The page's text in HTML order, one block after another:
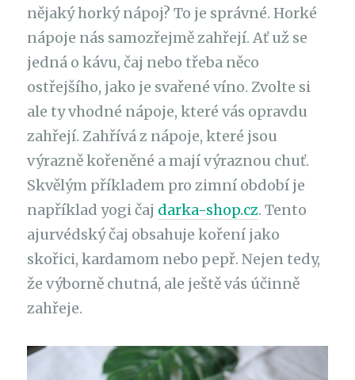
nějaký horký nápoj? To je správné. Horké
nápoje nás samozřejmě zahřejí. Ať už se
jedná o kávu, čaj nebo třeba něco
ostřejšího, jako je svařené víno. Zvolte si
ale ty vhodné nápoje, které vás opravdu
zahřejí. Zahřívá z nápoje, které jsou
výrazně kořeněné a mají výraznou chuť.
Skvělým příkladem pro zimní období je
například yogi čaj darka-shop.cz. Tento
ajurvédský čaj obsahuje koření jako
skořici, kardamom nebo pepř. Nejen tedy,
že výborně chutná, ale ještě vás účinně
zahřeje.